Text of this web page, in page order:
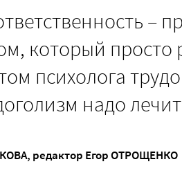
–
который просто
психолога
надо
, редактор Егор ОТРОЩЕНКО